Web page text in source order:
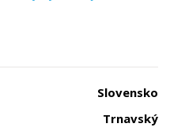
Slovensko
Trnavský